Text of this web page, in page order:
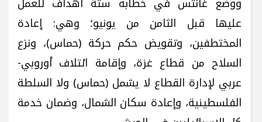
عليها قبل الثامن من يونيو؛ وهي: إعادة
المختطفين، وتقويض حكم حركة (حماس)، ونزع
السلاح من قطاع غزة، وإقامة ائتلاف أوروبي-
عربي لإدارة القطاع لا يشمل (حماس) ولا السلطة
الفلسطينية، وإعادة سكان الشمال، وضمان خدمة